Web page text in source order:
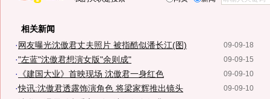
相关新闻
09-09-18
·网友曝光沈傲君丈夫照片 被指酷似潘长江(图)
09-09-15
·"左蓝"沈傲君想演女版"余则成"
09-09-10
· 《建国大业》首映现场 沈傲君一身红色
09-09-10
·快讯:沈傲君透露饰演角色 将梁家辉推出镜头